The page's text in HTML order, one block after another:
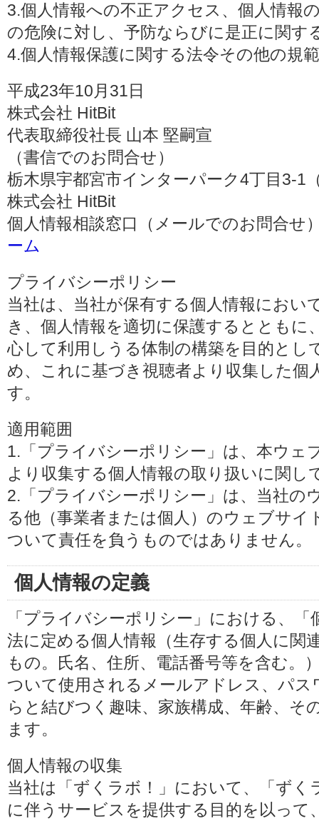
3.個人情報への不正アクセス、個人情報
の危険に対し、予防ならびに是正に関す
4.個人情報保護に関する法令その他の規
平成23年10月31日
株式会社 HitBit
代表取締役社長 山本 堅嗣宣
（書信でのお問合せ）
栃木県宇都宮市インターパーク4丁目3-1
株式会社 HitBit
個人情報相談窓口（メールでのお問合せ
ーム
プライバシーポリシー
当社は、当社が保有する個人情報におい
き、個人情報を適切に保護するとともに
心して利用しうる体制の構築を目的とし
め、これに基づき視聴者より収集した個
す。
適用範囲
1.「プライバシーポリシー」は、本ウェ
より収集する個人情報の取り扱いに関し
2.「プライバシーポリシー」は、当社の
る他（事業者または個人）のウェブサイ
ついて責任を負うものではありません。
個人情報の定義
「プライバシーポリシー」における、
法に定める個人情報（生存する個人に関
もの。氏名、住所、電話番号等を含む。
ついて使用されるメールアドレス、パ
らと結びつく趣味、家族構成、年齢、そ
ます。
個人情報の収集
当社は「ずくラボ！」において、「ず
に伴うサービスを提供する目的を以って